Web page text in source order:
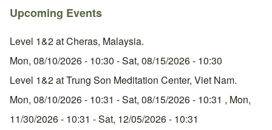
Upcoming Events
Level 1&2 at Cheras, Malaysia.
Mon, 08/10/2026 - 10:30 -Sat, 08/15/2026 - 10:30
Level 1&2 at Trung Son Meditation Center, Viet Nam.
Mon, 08/10/2026 - 10:31 -Sat, 08/15/2026 - 10:31 , Mon,
11/30/2026 - 10:31 -Sat, 12/05/2026 - 10:31